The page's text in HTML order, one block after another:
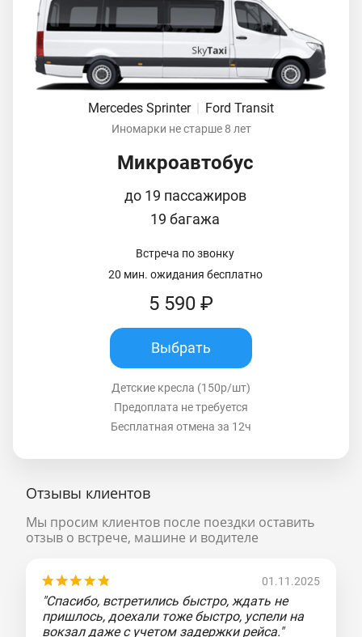
Mercedes Sprinter | Ford Transit
Иномарки не старше 8 лет
Микроавтобус
до 19 пассажиров
19 багажа
Встреча по звонку
20 мин. ожидания бесплатно
5 590 ₽
Выбрать
Детские кресла (150р/шт)
Предоплата не требуется
Бесплатная отмена за 12ч
Отзывы клиентов
Мы просим клиентов после поездки оставить
отзыв о встрече, машине и водителе
01.11.2025
"Спасибо, встретились быстро, ждать не
пришлось, доехали тоже быстро, успели на
вокзал даже с учетом задержки рейса."